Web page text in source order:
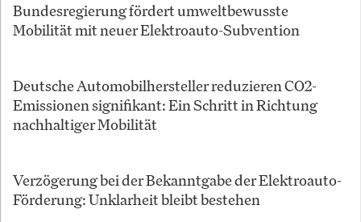
Bundesregierung fördert umweltbewusste
Mobilität mit neuer Elektroauto-Subvention
Deutsche Automobilhersteller reduzieren CO2-
Emissionen signifikant: Ein Schritt in Richtung
nachhaltiger Mobilität
Verzögerung bei der Bekanntgabe der Elektroauto-
Förderung: Unklarheit bleibt bestehen